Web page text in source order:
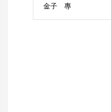
金子 專